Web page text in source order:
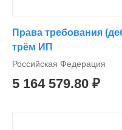
Права требования
трём ИП
Российская Федерация
5 164 579.80 ₽